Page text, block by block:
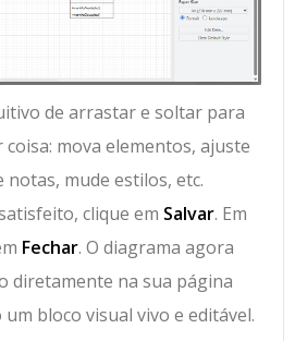
de arrastar e soltar para
mova elementos, ajuste
mude estilos, etc.
clique em Salvar. Em
Fechar. O diagrama agora
diretamente na sua página
bloco visual vivo e editável.